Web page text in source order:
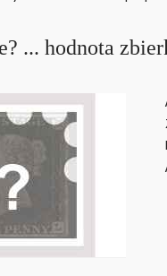
... hodnota